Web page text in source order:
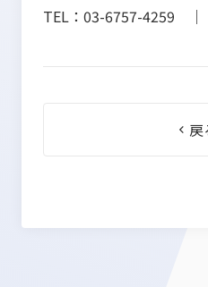
TEL：03-6757-4259 ｜
戻